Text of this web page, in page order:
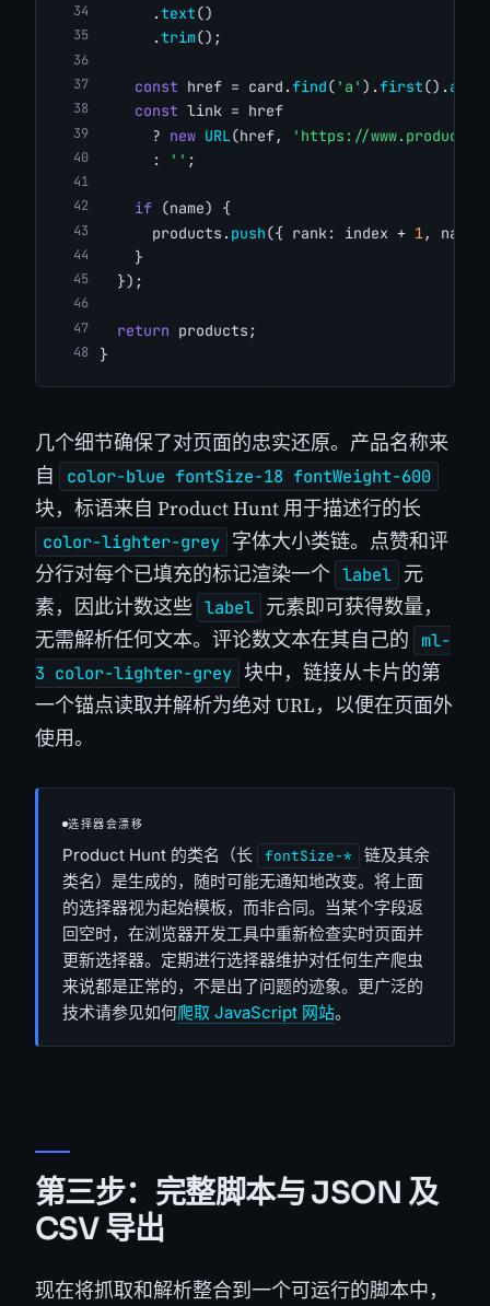
      .
text()
      .
trim();
const href = card.find( 'a' ).first(). attr
const link = href
      ?
new URL(href,
'https://
      :
'' ;
if (name) {
      products.
push({ rank: index + 1 ,
    }
  });
return products;
}
几个细节确保了对页面的忠实还原。产品名称来
自
color-blue fontSize-18 fontWeight-600
块，标语来自 Product Hunt 用于描述行的长
color-lighter-grey 字体大小类链。点赞和评
分行对每个已填充的标记渲染一个 label 元
素，因此计数这些 label 元素即可获得数量，
无需解析任何文本。评论数文本在其自己的
ml-
3 color-lighter-grey 块中，链接从卡片的第
一个锚点读取并解析为绝对 URL，以便在页面外
使用。
选择器会漂移
Product Hunt 的类名（长 fontSize-*
链及其余
类名）是生成的，随时可能无通知地改变。将上面
的选择器视为起始模板，而非合同。当某个字段返
回空时，在浏览器开发工具中重新检查实时页面并
更新选择器。定期进行选择器维护对任何生产爬虫
来说都是正常的，不是出了问题的迹象。更广泛的
技术请参见如何爬取 JavaScript 网站。
第三步：完整脚本与 JSON 及
CSV 导出
现在将抓取和解析整合到一个可运行的脚本中，